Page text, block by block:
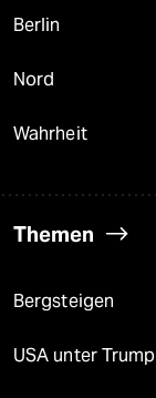
Berlin
Nord
Wahrheit
Themen
Bergsteigen
USA unter Trump